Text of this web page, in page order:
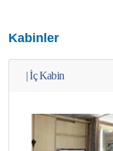
Kabinler
|İç Kabin